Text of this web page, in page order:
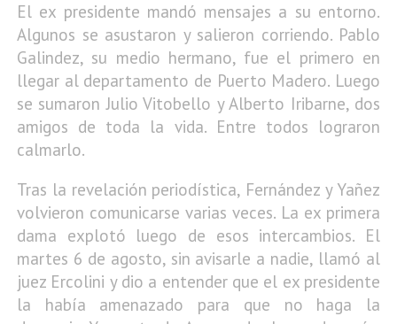
El ex presidente mandó mensajes a su entorno.
Algunos se asustaron y salieron corriendo. Pablo
Galindez, su medio hermano, fue el primero en
llegar al departamento de Puerto Madero. Luego
se sumaron Julio Vitobello y Alberto Iribarne, dos
amigos de toda la vida. Entre todos lograron
calmarlo.
Tras la revelación periodística, Fernández y Yañez
volvieron comunicarse varias veces. La ex primera
dama explotó luego de esos intercambios. El
martes 6 de agosto, sin avisarle a nadie, llamó al
juez Ercolini y dio a entender que el ex presidente
la había amenazado para que no haga la